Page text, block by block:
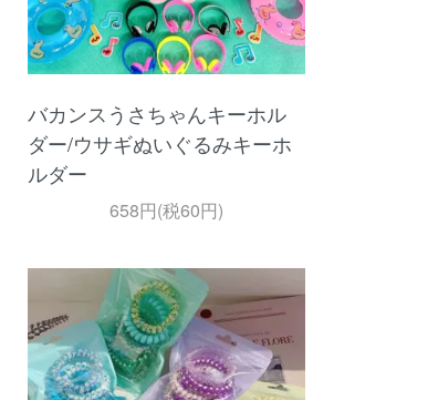
バカンスうさちゃんキーホル
ダー/ウサギぬいぐるみキーホ
ルダー
658円(税60円)